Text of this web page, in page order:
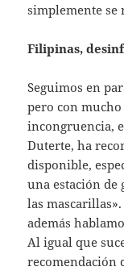
simplemente se
Filipinas,
Seguimos en
pero con
incongruencia,
Duterte, ha
disponible,
una estación de
las
además
Al igual que
recomendación